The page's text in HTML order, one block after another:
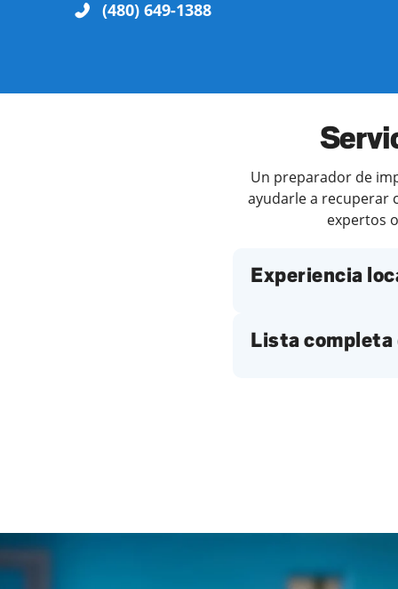
(480) 649-1388
Un preparador de
ayudarle a recuperar
expertos
Experiencia
Lista completa